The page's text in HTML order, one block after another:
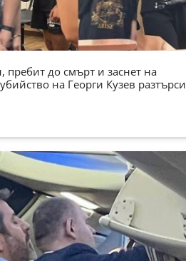
до смърт и заснет на
на Георги Кузев разтърси